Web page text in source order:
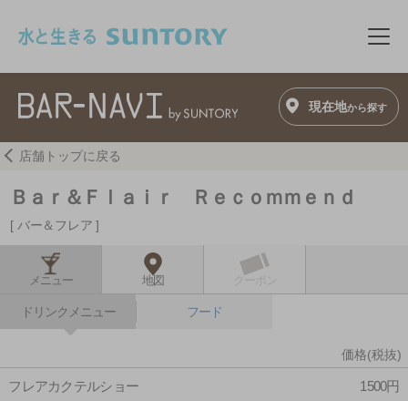
メ
現在地から探す
店舗トップに戻る
Ｂａｒ＆Ｆｌａｉｒ Ｒｅｃｏｍｍｅｎｄ
バー＆フレア
メニュー 地図
ドリンクメニュー フード
価格(税抜)
フレアカクテルショー 1500円